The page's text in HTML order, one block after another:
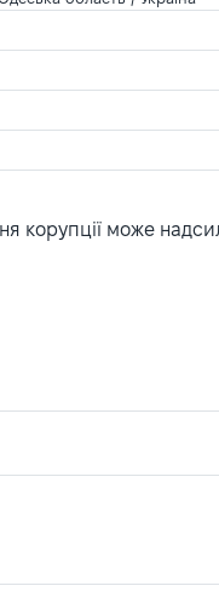
корупції може